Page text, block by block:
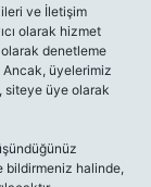
ve İletişim
olarak hizmet
denetleme
Ancak, üyelerimiz
siteye üye olarak
bildirmeniz halinde,